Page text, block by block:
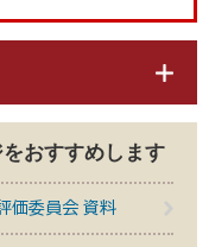
おすすめします
価委員会 資料